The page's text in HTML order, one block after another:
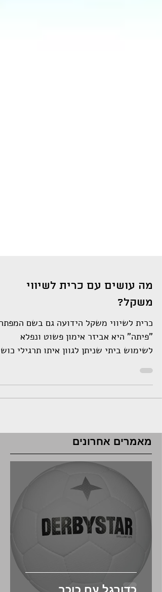
מה עושים עם כרית לשיווי
משקל?
כרית לשיווי משקל הידועה גם בשם
"פיתה" היא אביזר אימון פשוט ונפלא
לשימוש ביתי שניתן לגוון איתו תרגילי
רבים. האביזר מייצר אתגר...
מאמרים אחרונים